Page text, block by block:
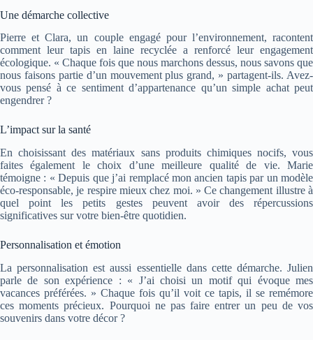
Une démarche collective
Pierre et Clara, un couple engagé pour l’environnement, racontent
comment leur tapis en laine recyclée a renforcé leur engagement
écologique. « Chaque fois que nous marchons dessus, nous savons que
nous faisons partie d’un mouvement plus grand, » partagent-ils. Avez-
vous pensé à ce sentiment d’appartenance qu’un simple achat peut
engendrer ?
L’impact sur la santé
En choisissant des matériaux sans produits chimiques nocifs, vous
faites également le choix d’une meilleure qualité de vie. Marie
témoigne : « Depuis que j’ai remplacé mon ancien tapis par un modèle
éco-responsable, je respire mieux chez moi. » Ce changement illustre à
quel point les petits gestes peuvent avoir des répercussions
significatives sur votre bien-être quotidien.
Personnalisation et émotion
La personnalisation est aussi essentielle dans cette démarche. Julien
parle de son expérience : « J’ai choisi un motif qui évoque mes
vacances préférées. » Chaque fois qu’il voit ce tapis, il se remémore
ces moments précieux. Pourquoi ne pas faire entrer un peu de vos
souvenirs dans votre décor ?